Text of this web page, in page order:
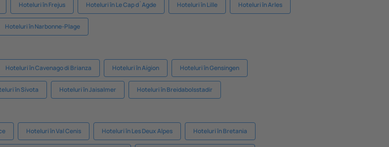
Hoteluri în Frejus Hoteluri în Le Cap d`Agde Hoteluri în Lille Hoteluri în Arles
Hoteluri în Narbonne-Plage
Hoteluri în Cavenago di Brianza Hoteluri în Aígion Hoteluri în Gensingen
în Sívota Hoteluri în Jaisalmer Hoteluri în Breidabolsstadir
Hoteluri în Val Cenis Hoteluri în Les Deux Alpes Hoteluri în Bretania